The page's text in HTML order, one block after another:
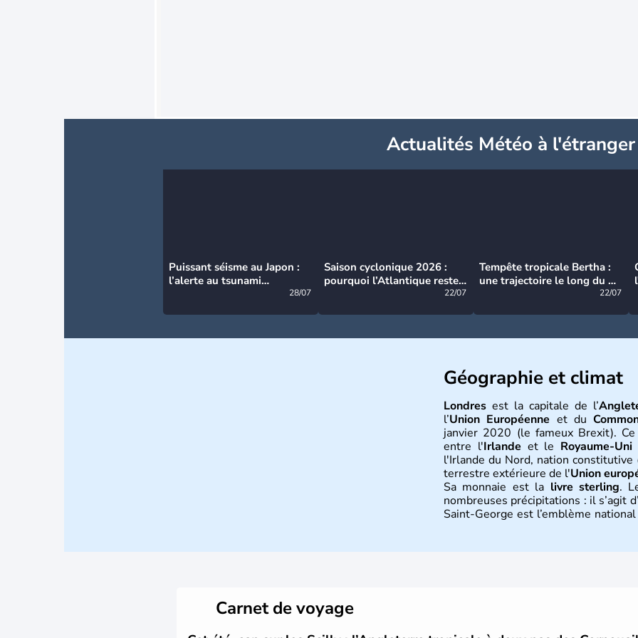
Actualités Météo à l'étranger
Puissant séisme au Japon :
l’alerte au tsunami
28/07
Saison cyclonique 2026 :
pourquoi l’Atlantique reste
22/07
Tempête tropicale Bertha :
une trajectoire le long du du
22/07
Géographie et climat
Londres est la capitale de l’
l’Union Européenne et du
janvier 2020 (le fameux Brexit).
entre l'Irlande et le Royaume-Uni
l'Irlande du Nord, nation
terrestre extérieure de l'Union
Sa monnaie est la livre sterling.
nombreuses précipitations : il s’agit
Saint-George est l’emblème
Carnet de voyage